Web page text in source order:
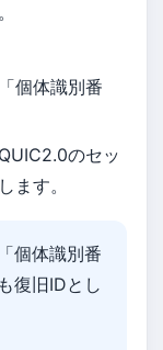
個体識別番
のセッ
ます。
個体識別番
復旧IDとし